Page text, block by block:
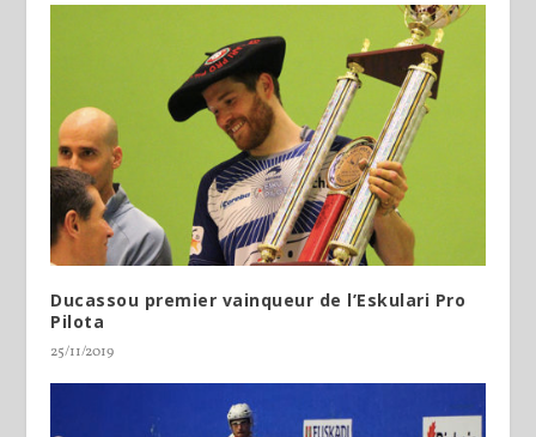
Ducassou premier vainqueur de l’Eskulari Pro
Pilota
25/11/2019